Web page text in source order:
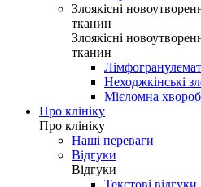
Злоякісні
тканин
Злоякісні
тканин
Неходжкінські
Мієломна
Про клініку
Про клініку
Наші переваги
Відгуки
Відгуки
Текстові відгуки